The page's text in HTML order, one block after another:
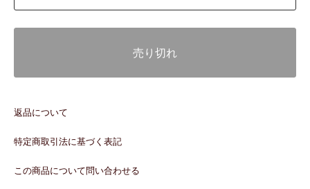
売り切れ
返品について
特定商取引法に基づく表記
この商品について問い合わせる